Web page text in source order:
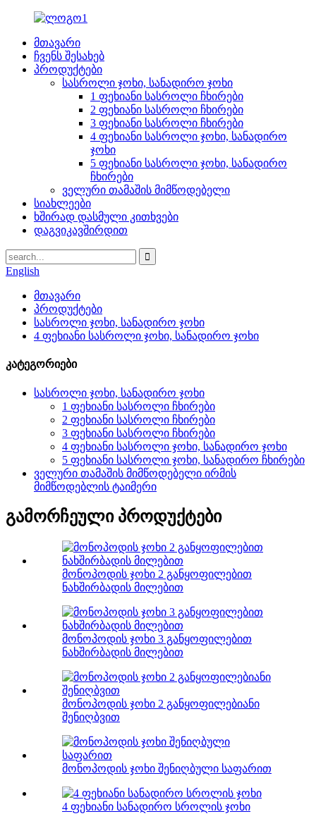
მთავარი
ჩვენს შესახებ
პროდუქტები
სასროლი ჯოხი, სანადირო ჯოხი
1 ფეხიანი სასროლი ჩხირები
2 ფეხიანი სასროლი ჩხირები
3 ფეხიანი სასროლი ჩხირები
4 ფეხიანი სასროლი ჯოხი, სანადირო
ჯოხი
5 ფეხიანი სასროლი ჯოხი, სანადირო
ჩხირები
ველური თამაშის მიმწოდებელი
სიახლეები
ხშირად დასმული კითხვები
დაგვიკავშირდით
English
მთავარი
პროდუქტები
სასროლი ჯოხი, სანადირო ჯოხი
4 ფეხიანი სასროლი ჯოხი, სანადირო ჯოხი
კატეგორიები
სასროლი ჯოხი, სანადირო ჯოხი
1 ფეხიანი სასროლი ჩხირები
2 ფეხიანი სასროლი ჩხირები
3 ფეხიანი სასროლი ჩხირები
4 ფეხიანი სასროლი ჯოხი, სანადირო ჯოხი
5 ფეხიანი სასროლი ჯოხი, სანადირო ჩხირები
ველური თამაშის მიმწოდებელი ირმის
მიმწოდებლის ტაიმერი
გამორჩეული პროდუქტები
მონოპოდის ჯოხი 2 განყოფილებით
ნახშირბადის მილებით
მონოპოდის ჯოხი 3 განყოფილებით
ნახშირბადის მილებით
მონოპოდის ჯოხი 2 განყოფილებიანი
შენიღბვით
მონოპოდის ჯოხი შენიღბული საფარით
4 ფეხიანი სანადირო სროლის ჯოხი